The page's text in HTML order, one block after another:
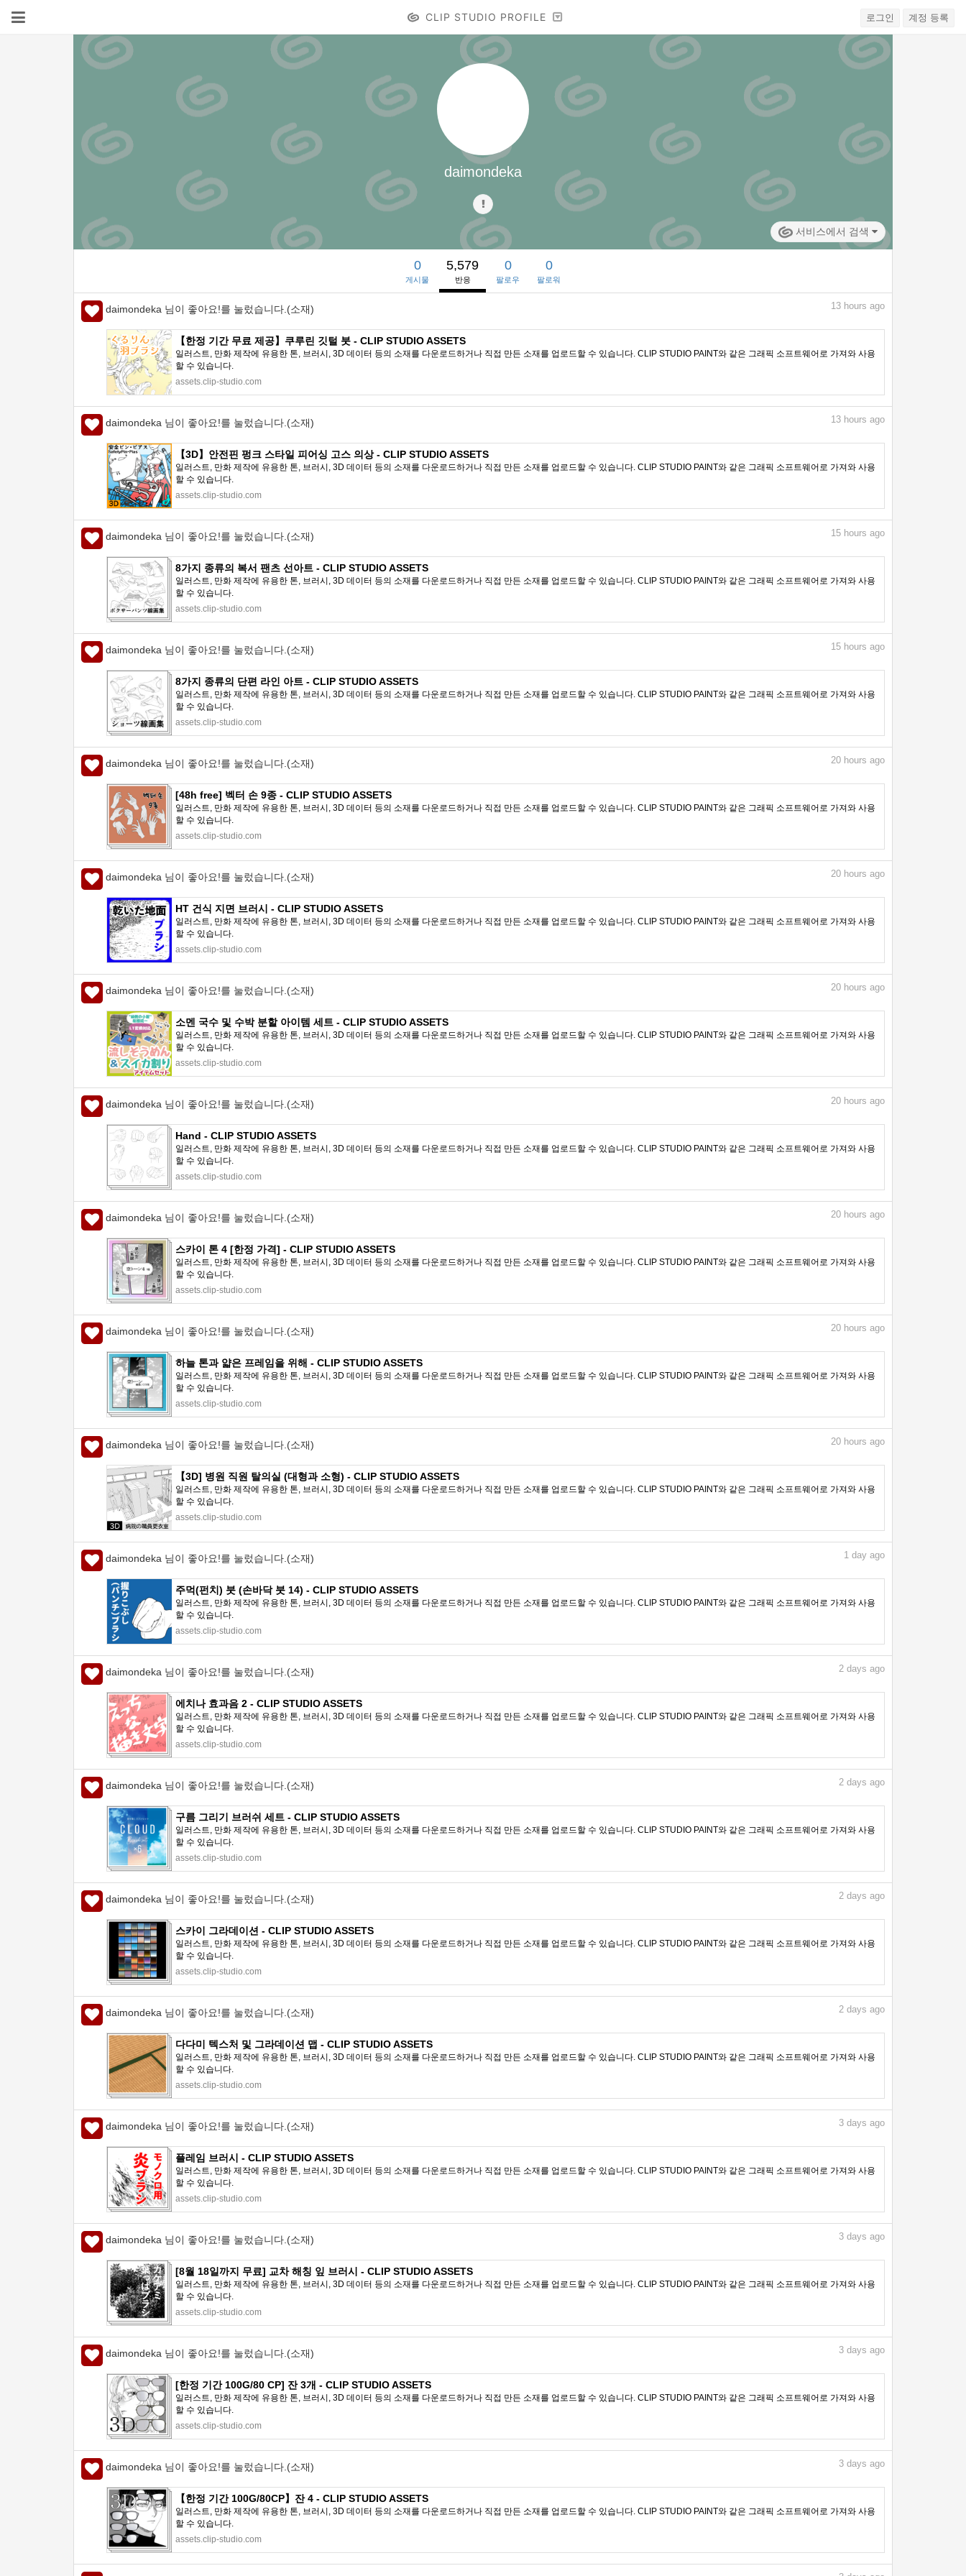
CLIP STUDIO PROFILE 로그인 계정 등록
daimondeka
서비스에서 검색
0
게시물
5,579
반응
0
팔로우
0
팔로워
daimondeka 님이 좋아요!를 눌렀습니다.(소재) 13 hours ago
【한정 기간 무료 제공】쿠루린 깃털 붓 - CLIP STUDIO ASSETS
일러스트, 만화 제작에 유용한 톤, 브러시, 3D 데이터 등의 소재를 다운로드하거나 직접 만든 소재를 업로드할 수 있습니다. CLIP STUDIO PAINT와 같은 그래픽 소프트웨어로 가져와 사용
할 수 있습니다.
assets.clip-studio.com
daimondeka 님이 좋아요!를 눌렀습니다.(소재) 13 hours ago
【3D】안전핀 펑크 스타일 피어싱 고스 의상 - CLIP STUDIO ASSETS
일러스트, 만화 제작에 유용한 톤, 브러시, 3D 데이터 등의 소재를 다운로드하거나 직접 만든 소재를 업로드할 수 있습니다. CLIP STUDIO PAINT와 같은 그래픽 소프트웨어로 가져와 사용
할 수 있습니다.
assets.clip-studio.com
daimondeka 님이 좋아요!를 눌렀습니다.(소재) 15 hours ago
8가지 종류의 복서 팬츠 선아트 - CLIP STUDIO ASSETS
일러스트, 만화 제작에 유용한 톤, 브러시, 3D 데이터 등의 소재를 다운로드하거나 직접 만든 소재를 업로드할 수 있습니다. CLIP STUDIO PAINT와 같은 그래픽 소프트웨어로 가져와 사용
할 수 있습니다.
assets.clip-studio.com
daimondeka 님이 좋아요!를 눌렀습니다.(소재) 15 hours ago
8가지 종류의 단편 라인 아트 - CLIP STUDIO ASSETS
일러스트, 만화 제작에 유용한 톤, 브러시, 3D 데이터 등의 소재를 다운로드하거나 직접 만든 소재를 업로드할 수 있습니다. CLIP STUDIO PAINT와 같은 그래픽 소프트웨어로 가져와 사용
할 수 있습니다.
assets.clip-studio.com
daimondeka 님이 좋아요!를 눌렀습니다.(소재) 20 hours ago
[48h free] 벡터 손 9종 - CLIP STUDIO ASSETS
일러스트, 만화 제작에 유용한 톤, 브러시, 3D 데이터 등의 소재를 다운로드하거나 직접 만든 소재를 업로드할 수 있습니다. CLIP STUDIO PAINT와 같은 그래픽 소프트웨어로 가져와 사용
할 수 있습니다.
assets.clip-studio.com
daimondeka 님이 좋아요!를 눌렀습니다.(소재) 20 hours ago
HT 건식 지면 브러시 - CLIP STUDIO ASSETS
일러스트, 만화 제작에 유용한 톤, 브러시, 3D 데이터 등의 소재를 다운로드하거나 직접 만든 소재를 업로드할 수 있습니다. CLIP STUDIO PAINT와 같은 그래픽 소프트웨어로 가져와 사용
할 수 있습니다.
assets.clip-studio.com
daimondeka 님이 좋아요!를 눌렀습니다.(소재) 20 hours ago
소멘 국수 및 수박 분할 아이템 세트 - CLIP STUDIO ASSETS
일러스트, 만화 제작에 유용한 톤, 브러시, 3D 데이터 등의 소재를 다운로드하거나 직접 만든 소재를 업로드할 수 있습니다. CLIP STUDIO PAINT와 같은 그래픽 소프트웨어로 가져와 사용
할 수 있습니다.
assets.clip-studio.com
daimondeka 님이 좋아요!를 눌렀습니다.(소재) 20 hours ago
Hand - CLIP STUDIO ASSETS
일러스트, 만화 제작에 유용한 톤, 브러시, 3D 데이터 등의 소재를 다운로드하거나 직접 만든 소재를 업로드할 수 있습니다. CLIP STUDIO PAINT와 같은 그래픽 소프트웨어로 가져와 사용
할 수 있습니다.
assets.clip-studio.com
daimondeka 님이 좋아요!를 눌렀습니다.(소재) 20 hours ago
스카이 톤 4 [한정 가격] - CLIP STUDIO ASSETS
일러스트, 만화 제작에 유용한 톤, 브러시, 3D 데이터 등의 소재를 다운로드하거나 직접 만든 소재를 업로드할 수 있습니다. CLIP STUDIO PAINT와 같은 그래픽 소프트웨어로 가져와 사용
할 수 있습니다.
assets.clip-studio.com
daimondeka 님이 좋아요!를 눌렀습니다.(소재) 20 hours ago
하늘 톤과 얇은 프레임을 위해 - CLIP STUDIO ASSETS
일러스트, 만화 제작에 유용한 톤, 브러시, 3D 데이터 등의 소재를 다운로드하거나 직접 만든 소재를 업로드할 수 있습니다. CLIP STUDIO PAINT와 같은 그래픽 소프트웨어로 가져와 사용
할 수 있습니다.
assets.clip-studio.com
daimondeka 님이 좋아요!를 눌렀습니다.(소재) 20 hours ago
【3D] 병원 직원 탈의실 (대형과 소형) - CLIP STUDIO ASSETS
일러스트, 만화 제작에 유용한 톤, 브러시, 3D 데이터 등의 소재를 다운로드하거나 직접 만든 소재를 업로드할 수 있습니다. CLIP STUDIO PAINT와 같은 그래픽 소프트웨어로 가져와 사용
할 수 있습니다.
assets.clip-studio.com
daimondeka 님이 좋아요!를 눌렀습니다.(소재) 1 day ago
주먹(펀치) 붓 (손바닥 붓 14) - CLIP STUDIO ASSETS
일러스트, 만화 제작에 유용한 톤, 브러시, 3D 데이터 등의 소재를 다운로드하거나 직접 만든 소재를 업로드할 수 있습니다. CLIP STUDIO PAINT와 같은 그래픽 소프트웨어로 가져와 사용
할 수 있습니다.
assets.clip-studio.com
daimondeka 님이 좋아요!를 눌렀습니다.(소재) 2 days ago
에치나 효과음 2 - CLIP STUDIO ASSETS
일러스트, 만화 제작에 유용한 톤, 브러시, 3D 데이터 등의 소재를 다운로드하거나 직접 만든 소재를 업로드할 수 있습니다. CLIP STUDIO PAINT와 같은 그래픽 소프트웨어로 가져와 사용
할 수 있습니다.
assets.clip-studio.com
daimondeka 님이 좋아요!를 눌렀습니다.(소재) 2 days ago
구름 그리기 브러쉬 세트 - CLIP STUDIO ASSETS
일러스트, 만화 제작에 유용한 톤, 브러시, 3D 데이터 등의 소재를 다운로드하거나 직접 만든 소재를 업로드할 수 있습니다. CLIP STUDIO PAINT와 같은 그래픽 소프트웨어로 가져와 사용
할 수 있습니다.
assets.clip-studio.com
daimondeka 님이 좋아요!를 눌렀습니다.(소재) 2 days ago
스카이 그라데이션 - CLIP STUDIO ASSETS
일러스트, 만화 제작에 유용한 톤, 브러시, 3D 데이터 등의 소재를 다운로드하거나 직접 만든 소재를 업로드할 수 있습니다. CLIP STUDIO PAINT와 같은 그래픽 소프트웨어로 가져와 사용
할 수 있습니다.
assets.clip-studio.com
daimondeka 님이 좋아요!를 눌렀습니다.(소재) 2 days ago
다다미 텍스처 및 그라데이션 맵 - CLIP STUDIO ASSETS
일러스트, 만화 제작에 유용한 톤, 브러시, 3D 데이터 등의 소재를 다운로드하거나 직접 만든 소재를 업로드할 수 있습니다. CLIP STUDIO PAINT와 같은 그래픽 소프트웨어로 가져와 사용
할 수 있습니다.
assets.clip-studio.com
daimondeka 님이 좋아요!를 눌렀습니다.(소재) 3 days ago
플레임 브러시 - CLIP STUDIO ASSETS
일러스트, 만화 제작에 유용한 톤, 브러시, 3D 데이터 등의 소재를 다운로드하거나 직접 만든 소재를 업로드할 수 있습니다. CLIP STUDIO PAINT와 같은 그래픽 소프트웨어로 가져와 사용
할 수 있습니다.
assets.clip-studio.com
daimondeka 님이 좋아요!를 눌렀습니다.(소재) 3 days ago
[8월 18일까지 무료] 교차 해칭 잎 브러시 - CLIP STUDIO ASSETS
일러스트, 만화 제작에 유용한 톤, 브러시, 3D 데이터 등의 소재를 다운로드하거나 직접 만든 소재를 업로드할 수 있습니다. CLIP STUDIO PAINT와 같은 그래픽 소프트웨어로 가져와 사용
할 수 있습니다.
assets.clip-studio.com
daimondeka 님이 좋아요!를 눌렀습니다.(소재) 3 days ago
[한정 기간 100G/80 CP] 잔 3개 - CLIP STUDIO ASSETS
일러스트, 만화 제작에 유용한 톤, 브러시, 3D 데이터 등의 소재를 다운로드하거나 직접 만든 소재를 업로드할 수 있습니다. CLIP STUDIO PAINT와 같은 그래픽 소프트웨어로 가져와 사용
할 수 있습니다.
assets.clip-studio.com
daimondeka 님이 좋아요!를 눌렀습니다.(소재) 3 days ago
【한정 기간 100G/80CP】잔 4 - CLIP STUDIO ASSETS
일러스트, 만화 제작에 유용한 톤, 브러시, 3D 데이터 등의 소재를 다운로드하거나 직접 만든 소재를 업로드할 수 있습니다. CLIP STUDIO PAINT와 같은 그래픽 소프트웨어로 가져와 사용
할 수 있습니다.
assets.clip-studio.com